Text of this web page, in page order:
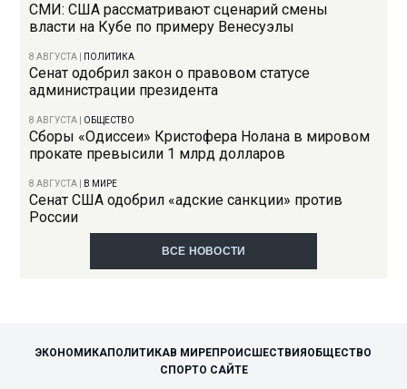
СМИ: США рассматривают сценарий смены
власти на Кубе по примеру Венесуэлы
8 АВГУСТА ПОЛИТИКА
Сенат одобрил закон о правовом статусе
администрации президента
8 АВГУСТА ОБЩЕСТВО
Сборы «Одиссеи» Кристофера Нолана в мировом
прокате превысили 1 млрд долларов
8 АВГУСТА В МИРЕ
Сенат США одобрил «адские санкции» против
России
ВСЕ НОВОСТИ
ЭКОНОМИКАПОЛИТИКАВ МИРЕПРОИСШЕСТВИЯ ОБЩЕСТВО
СПОРТО САЙТЕ